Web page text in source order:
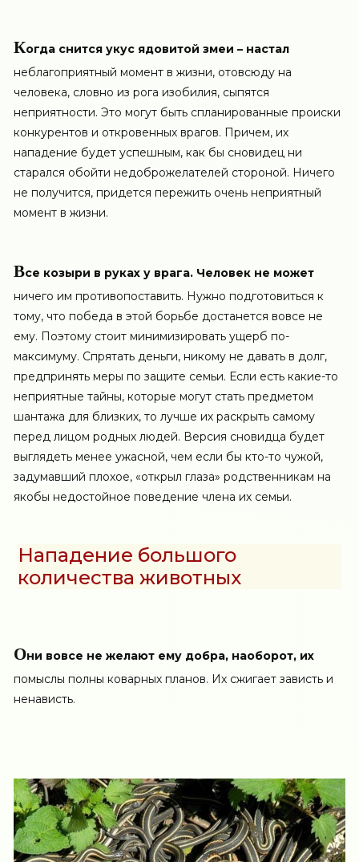
Когда снится укус ядовитой змеи – настал
неблагоприятный момент в жизни, отовсюду на
человека, словно из рога изобилия, сыпятся
неприятности. Это могут быть спланированные происки
конкурентов и откровенных врагов. Причем, их
нападение будет успешным, как бы сновидец ни
старался обойти недоброжелателей стороной. Ничего
не получится, придется пережить очень неприятный
момент в жизни.
Все козыри в руках у врага. Человек не может
ничего им противопоставить. Нужно подготовиться к
тому, что победа в этой борьбе достанется вовсе не
ему. Поэтому стоит минимизировать ущерб по-
максимуму. Спрятать деньги, никому не давать в долг,
предпринять меры по защите семьи. Если есть какие-то
неприятные тайны, которые могут стать предметом
шантажа для близких, то лучше их раскрыть самому
перед лицом родных людей. Версия сновидца будет
выглядеть менее ужасной, чем если бы кто-то чужой,
задумавший плохое, «открыл глаза» родственникам на
якобы недостойное поведение члена их семьи.
Нападение большого
количества животных
Они вовсе не желают ему добра, наоборот, их
помыслы полны коварных планов. Их сжигает зависть и
ненависть.